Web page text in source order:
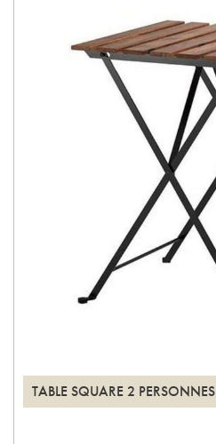
TABLE SQUARE 2 PERSONNES